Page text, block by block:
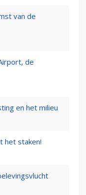
van de
de
en het milieu
het staken!